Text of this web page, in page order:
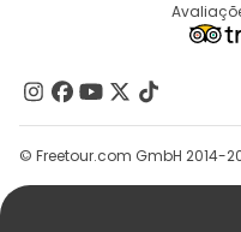
Programa De Afiliados
Contacte-Nos
Grupos
Ajuda
© Freetour.com GmbH 2014-